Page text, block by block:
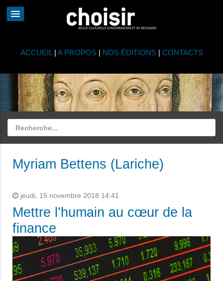
ACCUEIL | A PROPOS| NOS ÉDITIONS| CONTACTS
Myriam Bettens (Lariche)
jeudi, 15 novembre 2018 14:41
Mettre l’humain au cœur de la
finance